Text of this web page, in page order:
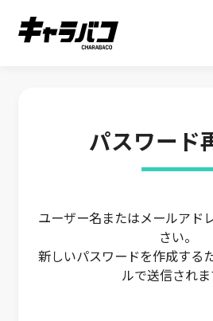
パスワード
ユーザー名またはメールアド
さい。
新しいパスワードを作成する
ルで送信されま